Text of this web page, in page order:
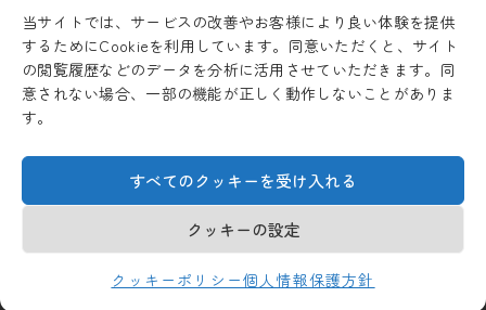
当サイトでは、サービスの改善やお客様により良い体験を提供
するためにCookieを利用しています。同意いただくと、サイト
の閲覧履歴などのデータを分析に活用させていただきます。同
意されない場合、一部の機能が正しく動作しないことがありま
す。
すべてのクッキーを受け入れる
クッキーの設定
クッキーポリシー個人情報保護方針
CRM・MAツール選定診断
BigQuery×GTM 相場見積もり
ツール
AI用語集
コンテンツ制作方針
研究・開発方針
セキュリティ対策
© 2026 Universal Marketing Inc.